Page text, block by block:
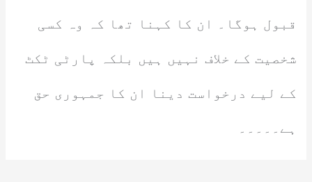
قبول ہوگا۔ ان کا کہنا تھا کہ وہ کسی
شخصیت کے خلاف نہیں ہیں بلکہ پارٹی ٹکٹ
کے لیے درخواست دینا ان کا جمہوری حق
ہے۔۔۔۔۔